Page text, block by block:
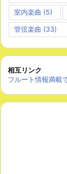
室内楽曲 (5)
管弦楽曲 (33)
相互リンク
フルート情報満載